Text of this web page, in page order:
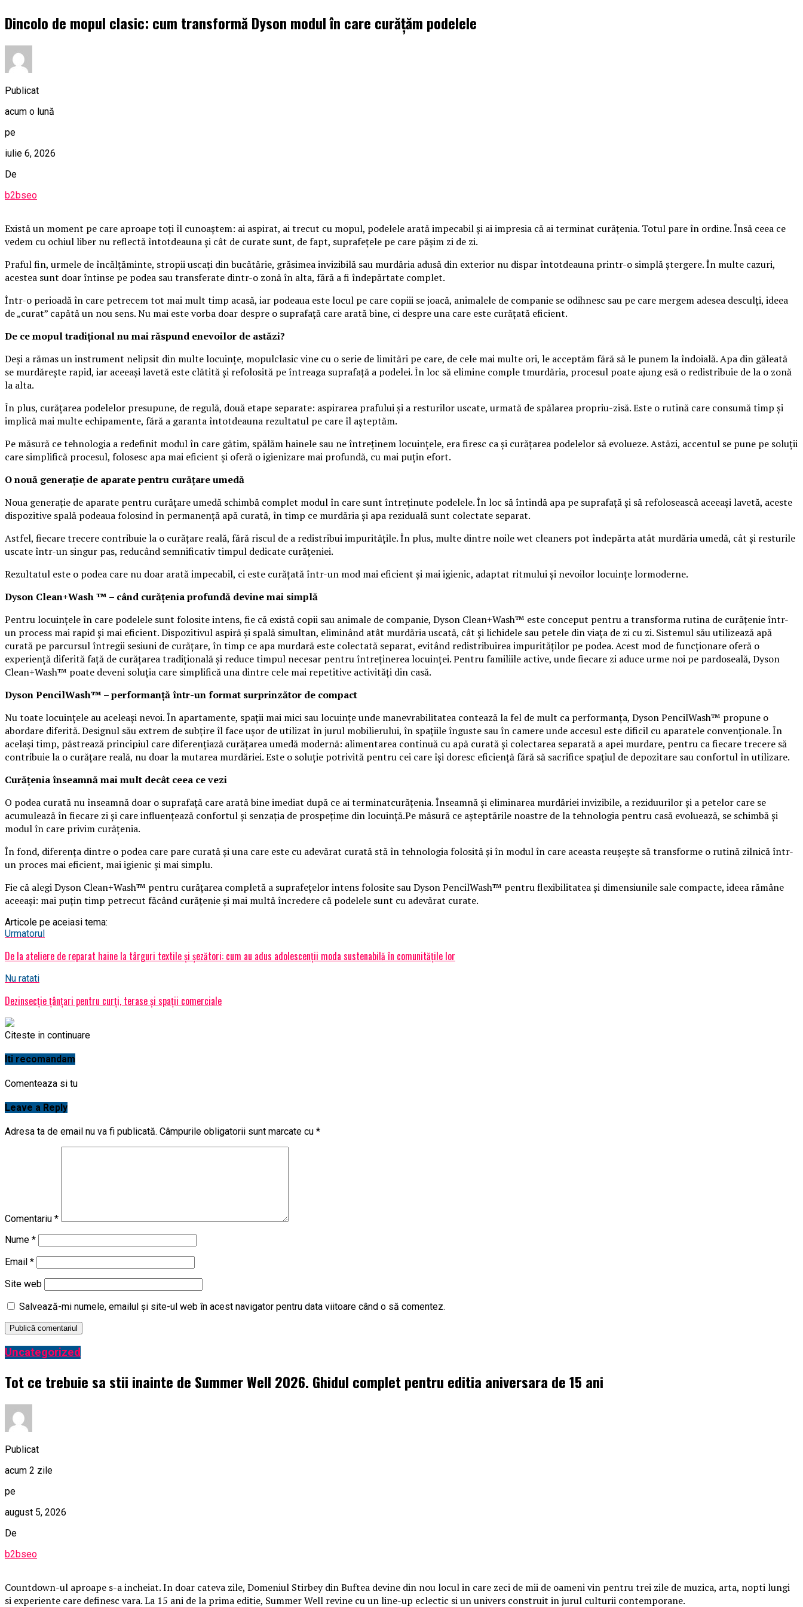
Dincolo de mopul clasic: cum transformă Dyson modul în care curățăm podelele
Publicat
acum o lună
pe
iulie 6, 2026
De
b2bseo
Există un moment pe care aproape toți îl cunoaștem: ai aspirat, ai trecut cu mopul, podelele arată impecabil și ai impresia că ai terminat curățenia. Totul pare în ordine. Însă ceea ce
vedem cu ochiul liber nu reflectă întotdeauna și cât de curate sunt, de fapt, suprafețele pe care pășim zi de zi.
Praful fin, urmele de încălțăminte, stropii uscați din bucătărie, grăsimea invizibilă sau murdăria adusă din exterior nu dispar întotdeauna printr-o simplă ștergere. În multe cazuri,
acestea sunt doar întinse pe podea sau transferate dintr-o zonă în alta, fără a fi îndepărtate complet.
Într-o perioadă în care petrecem tot mai mult timp acasă, iar podeaua este locul pe care copiii se joacă, animalele de companie se odihnesc sau pe care mergem adesea desculți, ideea
de „curat” capătă un nou sens. Nu mai este vorba doar despre o suprafață care arată bine, ci despre una care este curățată eficient.
De ce mopul tradițional nu mai răspund enevoilor de astăzi?
Deși a rămas un instrument nelipsit din multe locuințe, mopulclasic vine cu o serie de limitări pe care, de cele mai multe ori, le acceptăm fără să le punem la îndoială. Apa din găleată
se murdărește rapid, iar aceeași lavetă este clătită și refolosită pe întreaga suprafață a podelei. În loc să elimine comple tmurdăria, procesul poate ajung esă o redistribuie de la o zonă
la alta.
În plus, curățarea podelelor presupune, de regulă, două etape separate: aspirarea prafului și a resturilor uscate, urmată de spălarea propriu-zisă. Este o rutină care consumă timp și
implică mai multe echipamente, fără a garanta întotdeauna rezultatul pe care îl așteptăm.
Pe măsură ce tehnologia a redefinit modul în care gătim, spălăm hainele sau ne întreținem locuințele, era firesc ca și curățarea podelelor să evolueze. Astăzi, accentul se pune pe soluții
care simplifică procesul, folosesc apa mai eficient și oferă o igienizare mai profundă, cu mai puțin efort.
O nouă generație de aparate pentru curățare umedă
Noua generație de aparate pentru curățare umedă schimbă complet modul în care sunt întreținute podelele. În loc să întindă apa pe suprafață și să refolosească aceeași lavetă, aceste
dispozitive spală podeaua folosind în permanență apă curată, în timp ce murdăria și apa reziduală sunt colectate separat.
Astfel, fiecare trecere contribuie la o curățare reală, fără riscul de a redistribui impuritățile. În plus, multe dintre noile wet cleaners pot îndepărta atât murdăria umedă, cât și resturile
uscate într-un singur pas, reducând semnificativ timpul dedicate curățeniei.
Rezultatul este o podea care nu doar arată impecabil, ci este curățată într-un mod mai eficient și mai igienic, adaptat ritmului și nevoilor locuințe lormoderne.
Dyson Clean+Wash ™ – când curățenia profundă devine mai simplă
Pentru locuințele în care podelele sunt folosite intens, fie că există copii sau animale de companie, Dyson Clean+Wash™ este conceput pentru a transforma rutina de curățenie într-
un process mai rapid și mai eficient. Dispozitivul aspiră și spală simultan, eliminând atât murdăria uscată, cât și lichidele sau petele din viața de zi cu zi. Sistemul său utilizează apă
curată pe parcursul întregii sesiuni de curățare, în timp ce apa murdară este colectată separat, evitând redistribuirea impurităților pe podea. Acest mod de funcționare oferă o
experiență diferită față de curățarea tradițională și reduce timpul necesar pentru întreținerea locuinței. Pentru familiile active, unde fiecare zi aduce urme noi pe pardoseală, Dyson
Clean+Wash™ poate deveni soluția care simplifică una dintre cele mai repetitive activități din casă.
Dyson PencilWash™ – performanță într-un format surprinzător de compact
Nu toate locuințele au aceleași nevoi. În apartamente, spații mai mici sau locuințe unde manevrabilitatea contează la fel de mult ca performanța, Dyson PencilWash™ propune o
abordare diferită. Designul său extrem de subțire îl face ușor de utilizat în jurul mobilierului, în spațiile înguste sau în camere unde accesul este dificil cu aparatele convenționale. În
același timp, păstrează principiul care diferențiază curățarea umedă modernă: alimentarea continuă cu apă curată și colectarea separată a apei murdare, pentru ca fiecare trecere să
contribuie la o curățare reală, nu doar la mutarea murdăriei. Este o soluție potrivită pentru cei care își doresc eficiență fără să sacrifice spațiul de depozitare sau confortul în utilizare.
Curățenia înseamnă mai mult decât ceea ce vezi
O podea curată nu înseamnă doar o suprafață care arată bine imediat după ce ai terminatcurățenia. Înseamnă și eliminarea murdăriei invizibile, a reziduurilor și a petelor care se
acumulează în fiecare zi și care influențează confortul și senzația de prospețime din locuință.Pe măsură ce așteptările noastre de la tehnologia pentru casă evoluează, se schimbă și
modul în care privim curățenia.
În fond, diferența dintre o podea care pare curată și una care este cu adevărat curată stă în tehnologia folosită și în modul în care aceasta reușește să transforme o rutină zilnică într-
un proces mai eficient, mai igienic și mai simplu.
Fie că alegi Dyson Clean+Wash™ pentru curățarea completă a suprafețelor intens folosite sau Dyson PencilWash™ pentru flexibilitatea și dimensiunile sale compacte, ideea rămâne
aceeași: mai puțin timp petrecut făcând curățenie și mai multă încredere că podelele sunt cu adevărat curate.
Articole pe aceiasi tema:
Urmatorul
De la ateliere de reparat haine la târguri textile și șezători: cum au adus adolescenții moda sustenabilă în comunitățile lor
Nu ratati
Dezinsecție țânțari pentru curți, terase și spații comerciale
Citeste in continuare
Iti recomandam
Comenteaza si tu
Leave a Reply
Adresa ta de email nu va fi publicată. Câmpurile obligatorii sunt marcate cu *
Comentariu *
Nume *
Email *
Site web
Salvează-mi numele, emailul și site-ul web în acest navigator pentru data viitoare când o să comentez.
Uncategorized
Tot ce trebuie sa stii inainte de Summer Well 2026. Ghidul complet pentru editia aniversara de 15 ani
Publicat
acum 2 zile
pe
august 5, 2026
De
b2bseo
Countdown-ul aproape s-a incheiat. In doar cateva zile, Domeniul Stirbey din Buftea devine din nou locul in care zeci de mii de oameni vin pentru trei zile de muzica, arta, nopti lungi
si experiente care definesc vara. La 15 ani de la prima editie, Summer Well revine cu un line-up eclectic si un univers construit in jurul culturii contemporane.